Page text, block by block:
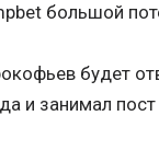
большой
будет
и занимал